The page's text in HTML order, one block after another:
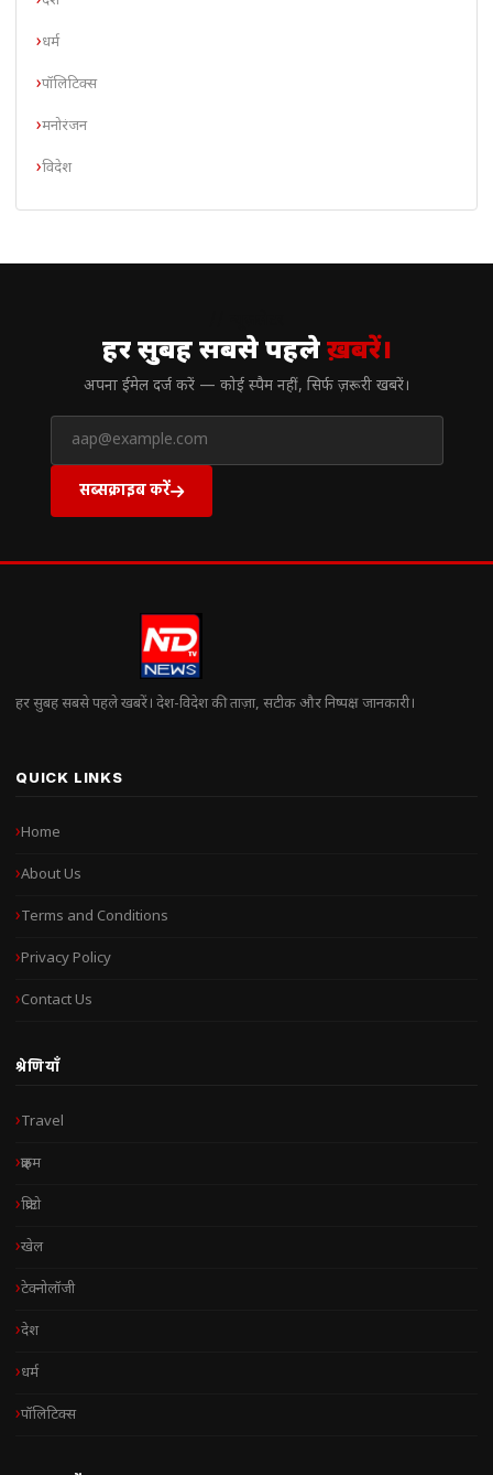
धर्म
पॉलिटिक्स
मनोरंजन
विदेश
हर सुबह सबसे पहलेख़बरें।
अपना ईमेल दर्ज करें — कोई स्पैम नहीं, सिर्फ ज़रूरी खबरें।
सब्सक्राइब करें
हर सुबह सबसे पहले खबरें। देश-विदेश की ताज़ा, सटीक और निष्पक्ष जानकारी।
QUICK LINKS
Home
About Us
Terms and Conditions
Privacy Policy
Contact Us
श्रेणियाँ
Travel
क्राइम
क्रिप्टो
खेल
टेक्नोलॉजी
देश
धर्म
पॉलिटिक्स